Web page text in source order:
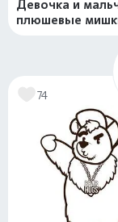
Девочка и
плюшевые
74